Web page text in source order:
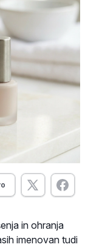
in ohranja
imenovan tudi